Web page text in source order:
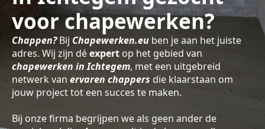
voor chapewerken?
Chappen?Bij Chapewerken.eu ben je aan het juiste
adres. Wij zijn déexpertop het gebied van
chapewerken in Ichtegem, met een uitgebreid
netwerk van ervaren chappers die klaarstaan om
jouw project tot een succes te maken.
Bij onze firma begrijpen we als geen ander de